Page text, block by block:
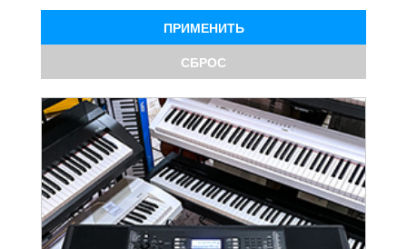
ПРИМЕНИТЬ
СБРОС